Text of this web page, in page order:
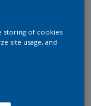
storing of cookies
site usage, and